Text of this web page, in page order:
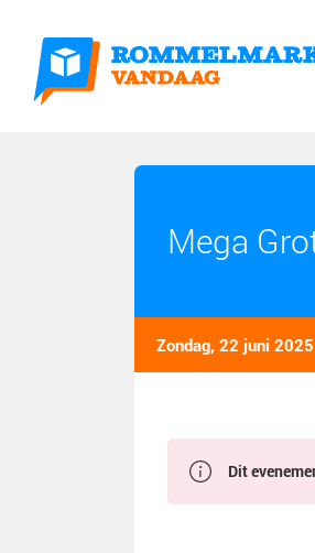
Mega
Zondag, 22 juni 2025
Dit